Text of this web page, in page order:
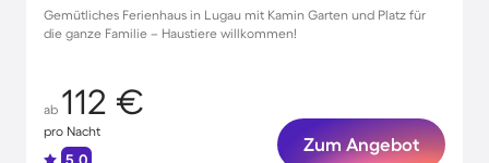
Gemütliches Ferienhaus in Lugau mit Kamin Garten und Platz für
die ganze Familie – Haustiere willkommen!
ab 112 €
pro Nacht
Zum Angebot